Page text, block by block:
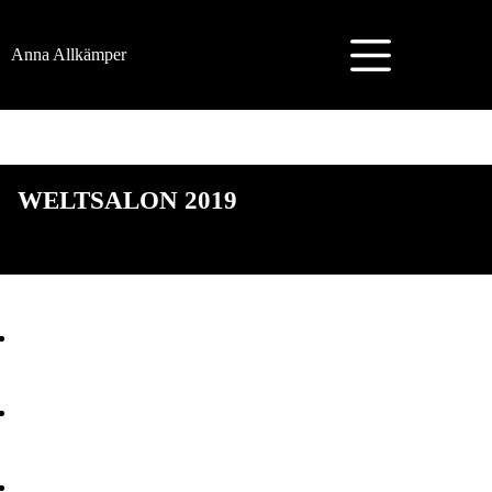
springen
Anna Allkämper
WELTSALON 2019